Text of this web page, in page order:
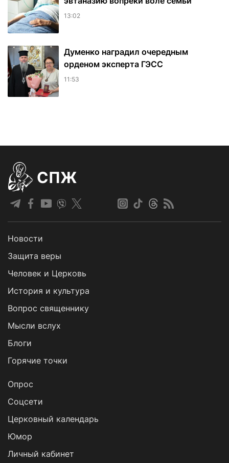
13:02
Думенко наградил очередным
орденом эксперта ГЭСС
11:53
СПЖ
Новости
Защита веры
Человек и Церковь
История и культура
Вопрос священнику
Мысли вслух
Блоги
Горячие точки
Опрос
Cоцсети
Церковный календарь
Юмор
Личный кабинет